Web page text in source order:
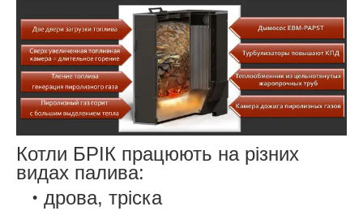
Котли БРІК працюють на різних
видах палива:
дрова, тріска